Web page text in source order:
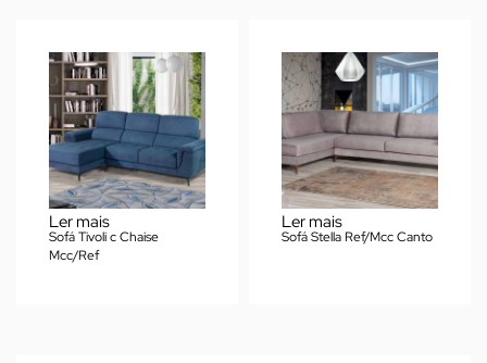
Ler mais
Sofá Tivoli c Chaise
Mcc/Ref
Ler mais
Sofá Stella Ref/Mcc Canto